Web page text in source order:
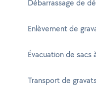
Débarrassage de
Enlèvement de
Évacuation de sacs
Transport de